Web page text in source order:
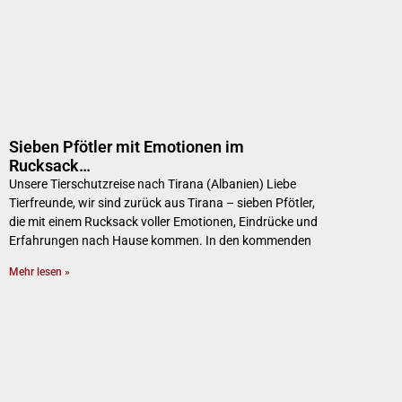
Sieben Pfötler mit Emotionen im
Rucksack…
Unsere Tierschutzreise nach Tirana (Albanien) Liebe
Tierfreunde, wir sind zurück aus Tirana – sieben Pfötler,
die mit einem Rucksack voller Emotionen, Eindrücke und
Erfahrungen nach Hause kommen. In den kommenden
Mehr lesen »